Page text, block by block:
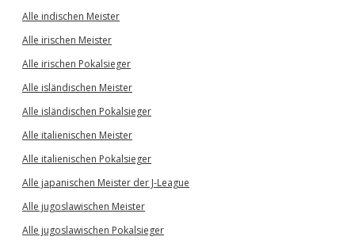
Alle indischen Meister
Alle irischen Meister
Alle irischen Pokalsieger
Alle isländischen Meister
Alle isländischen Pokalsieger
Alle italienischen Meister
Alle italienischen Pokalsieger
Alle japanischen Meister der J-League
Alle jugoslawischen Meister
Alle jugoslawischen Pokalsieger